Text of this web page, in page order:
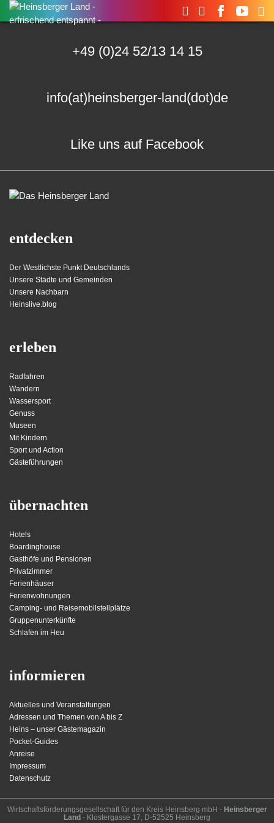
Suchen
nach:
+49 (0)24 52/13 14 15
info(at)heinsberger-land(dot)de
Like uns auf Facebook
entdecken
Der Westlichste Punkt Deutschlands
Unsere Städte und Gemeinden
Unsere Nachbarn
Heinslive.blog
erleben
Radfahren
Wandern
Wassersport
Genuss
Museen
Mit Kindern
Sport und Action
Gästeführungen
übernachten
Hotels
Boardinghouse
Gasthöfe und Pensionen
Privatzimmer
Ferienhäuser
Ferienwohnungen
Camping- und Reisemobilstellplätze
Gruppenunterkünfte
Schlafen im Heu
informieren
Aktuelles und Veranstaltungen
Adressen und Themen von A bis Z
Heins – unser Gästemagazin
Pocket-Guides
Anreise
Impressum
Datenschutz
Wirt­schafts­för­der­ungs­ge­sell­schaft für den Kreis Heins­berg mbH - Heinsberger
Land - Kloster­gasse 17, D-52525 Heinsberg